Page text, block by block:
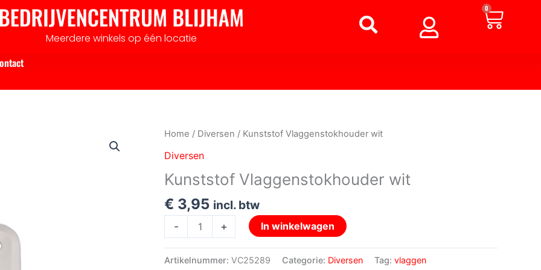
Meerdere winkels op één locatie
0
Home / Diversen / Kunststof Vlaggenstokhouder wit
Diversen
Kunststof Vlaggenstokhouder wit
€ 3,95 incl. btw
-
Kunststof
aantal
+ In winkelwagen
Artikelnummer: VC25289 Categorie: Diversen Tag: vlaggen